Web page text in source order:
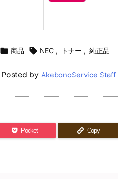
 商品  NEC , トナー , 純正品
Posted by AkebonoService Staff
Pocket Copy